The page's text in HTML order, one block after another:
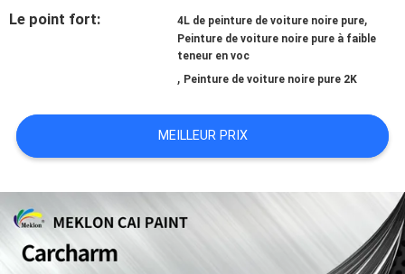
CONTACT
DE
SOUMISSION
Le point fort: 4L de peinture de voiture noire pure,
Peinture de voiture noire pure à faible
teneur en voc
, Peinture de voiture noire pure 2K
MEILLEUR PRIX